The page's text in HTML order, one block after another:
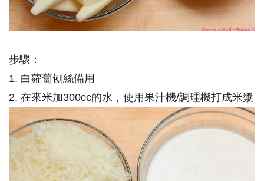
步驟：
1. 白蘿蔔刨絲備用
2. 在來米加300cc的水，使用果汁機/調理機打成米漿